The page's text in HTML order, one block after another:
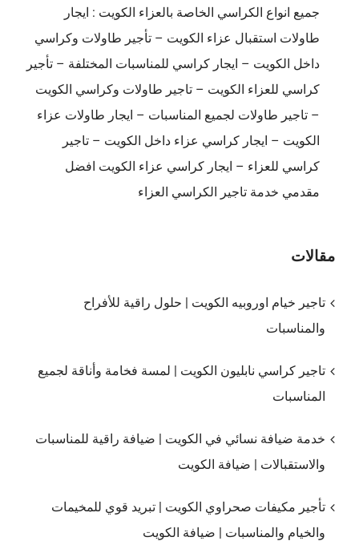
جميع انواع الكراسي الخاصة بالعزاء الكويت : ايجار
طاولات استقبال عزاء الكويت – تأجير طاولات وكراسي
داخل الكويت – ايجار كراسي للمناسبات المختلفة – تأجير
كراسي للعزاء الكويت – تاجير طاولات وكراسي الكويت
– تاجير طاولات لجميع المناسبات – ايجار طاولات عزاء
الكويت – ايجار كراسي عزاء داخل الكويت – تاجير
كراسي للعزاء – ايجار كراسي عزاء الكويت افضل
مقدمي خدمة تاجير الكراسي العزاء
مقالات
تاجير خيام اوروبيه الكويت | حلول راقية للأفراح
والمناسبات
تاجير كراسي نابليون الكويت | لمسة فخامة وأناقة لجميع
المناسبات
خدمة ضيافة نسائي في الكويت | ضيافة راقية للمناسبات
والاستقبالات | ضيافة الكويت
تأجير مكيفات صحراوي الكويت | تبريد قوي للمخيمات
والخيام والمناسبات | ضيافة الكويت